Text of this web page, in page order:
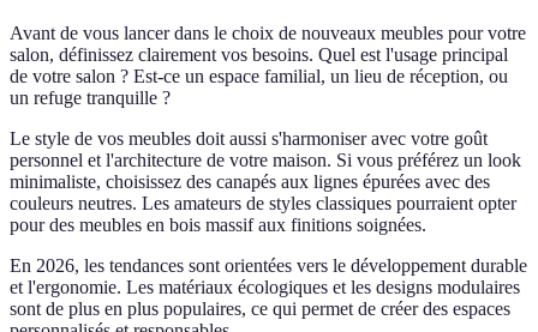
Avant de vous lancer dans le choix de nouveaux meubles pour votre
salon, définissez clairement vos besoins. Quel est l'usage principal
de votre salon ? Est-ce un espace familial, un lieu de réception, ou
un refuge tranquille ?
Le style de vos meubles doit aussi s'harmoniser avec votre goût
personnel et l'architecture de votre maison. Si vous préférez un look
minimaliste, choisissez des canapés aux lignes épurées avec des
couleurs neutres. Les amateurs de styles classiques pourraient opter
pour des meubles en bois massif aux finitions soignées.
En 2026, les tendances sont orientées vers le développement durable
et l'ergonomie. Les matériaux écologiques et les designs modulaires
sont de plus en plus populaires, ce qui permet de créer des espaces